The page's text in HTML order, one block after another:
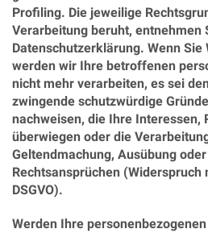
Profiling. Die jeweilige
Verarbeitung beruht, entnehmen
Datenschutzerklärung. Wenn Sie
werden wir Ihre betroffenen
nicht mehr verarbeiten, es sei
zwingende schutzwürdige
nachweisen, die Ihre Interessen,
überwiegen oder die
Geltendmachung, Ausübung
Rechtsansprüchen (Widerspruch
DSGVO).
Werden Ihre